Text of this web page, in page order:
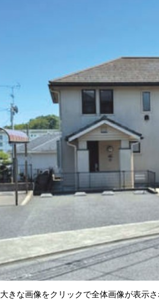
大きな画像をクリックで全体画像が表示さ